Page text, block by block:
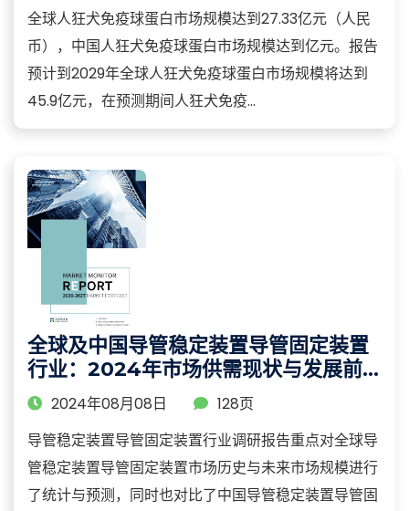
全球人狂犬免疫球蛋白市场规模达到27.33亿元（人民
币），中国人狂犬免疫球蛋白市场规模达到亿元。报告
预计到2029年全球人狂犬免疫球蛋白市场规模将达到
45.9亿元，在预测期间人狂犬免疫...
全球及中国导管稳定装置导管固定装置
行业：2024年市场供需现状与发展前
景分析报告
2024年08月08日
128页
导管稳定装置导管固定装置行业调研报告重点对全球导
管稳定装置导管固定装置市场历史与未来市场规模进行
了统计与预测，同时也对比了中国导管稳定装置导管固